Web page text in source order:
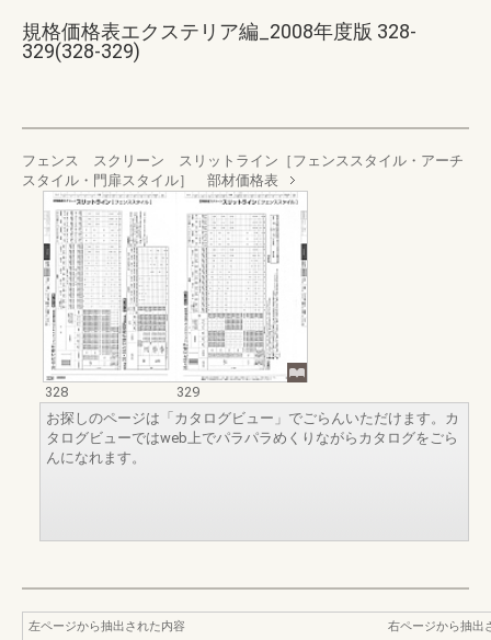
規格価格表エクステリア編_2008年度版 328-
329(328-329)
フェンス スクリーン スリットライン［フェンススタイル・アーチ
スタイル・門扉スタイル］ 部材価格表
328
329
お探しのページは「カタログビュー」でごらんいただけます。カ
タログビューではweb上でパラパラめくりながらカタログをごら
んになれます。
左ページから抽出された内容
右ページから抽出